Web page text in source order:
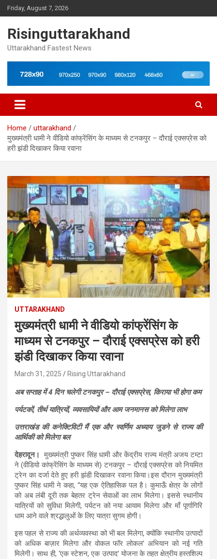
Skip
to
Friday, August 7, 2026
Risinguttarakhand
Uttarakhand Fastest News
Home
uttarakhand
मुख्यमंत्री धामी ने वीडियो कांफ्रेंसिंग के माध्यम से टनकपुर – दौराई एक्सप्रेस को
हरी झंडी दिखाकर किया रवाना
UTTARAKHAND
मुख्यमंत्री धामी ने वीडियो कांफ्रेंसिंग के
माध्यम से टनकपुर – दौराई एक्सप्रेस को हरी
झंडी दिखाकर किया रवाना
March 31, 2025 Rising Uttarakhand
अब सप्ताह में 4 दिन चलेगी टनकपुर – दौराई एक्सप्रेस, किराया भी होगा कम
पर्यटकों, तीर्थ यात्रियों, व्यवसायियों और आम जनमानस को मिलेगा लाभ
उत्तराखंड की कनेक्टिविटी मैं एक और स्वर्णिम अध्याय जुडने से राज्य की
आर्थिकी को मिलेगा बल
देहरादून। मुख्यमंत्री पुष्कर सिंह धामी और केंद्रीय राज्य मंत्री अजय टम्टा
ने (वीडियो कांफ्रेंसिंग के माध्यम से) टनकपुर – दौराई एक्सप्रेस को नियमित
ट्रेन का दर्जा देते हुए हरी झंडी दिखाकर रवाना किया।इस दौरान मुख्यमंत्री
पुष्कर सिंह धामी ने कहा, “यह एक ऐतिहासिक पल है। कुमाऊँ क्षेत्र के लोगों
को अब लंबी दूरी तक बेहतर ट्रेन सेवाओं का लाभ मिलेगा। इससे स्थानीय
यात्रियों को सुविधा मिलेगी, पर्यटन को नया आयाम मिलेगा और माँ पूर्णागिरि
धाम आने वाले श्रद्धालुओं के लिए यात्रा सुगम होगी।
इस पहल से राज्य की अर्थव्यवस्था को भी बल मिलेगा, क्योंकि स्थानीय उत्पादों
को अधिक बाज़ार मिलेगा और वोकल फॉर लोकल’ अभियान को नई गति
मिलेगी। साथ ही, ‘एक स्टेशन, एक उत्पाद’ योजना के तहत क्षेत्रीय हस्तशिल्प